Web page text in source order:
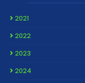
2021
2022
2023
2024